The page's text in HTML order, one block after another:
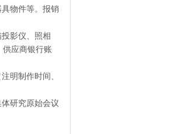
物件等。报销
影仪、照相
应商银行账
明制作时间、
研究原始会议